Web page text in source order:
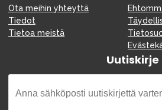
Ota meihin yhteyttä
Tiedot
Tietoa meistä
Uutiskirje
Ota meihin yhteyttä